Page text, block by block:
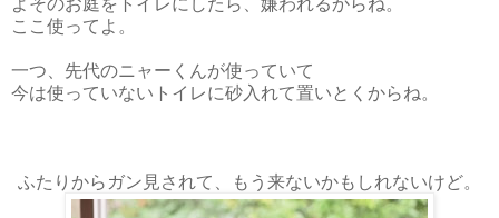
ここ使ってよ。
一つ、先代のニャーくんが使っていて
今は使っていないトイレに砂入れて置いとくからね。
ふたりからガン見されて、もう来ないかもしれないけど。